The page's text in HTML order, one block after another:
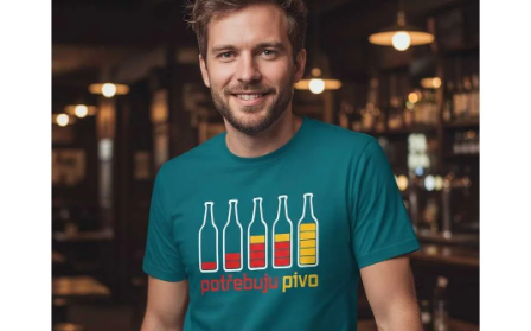
MIKINY
OKAMŽITĚ K ODBĚRU
MÁM SRDCE POMÁHÁM
VÁNOCE